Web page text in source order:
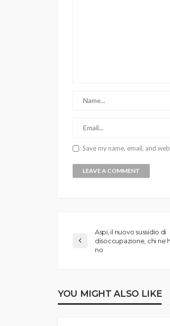
Save my name, email, and
Aspi, il nuovo sussidio di
disoccupazione, chi ne
no
YOU MIGHT ALSO LIKE